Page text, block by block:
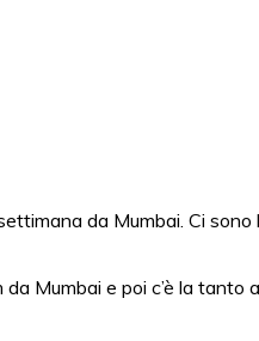
da Mumbai. Ci
Mumbai e poi c’è la tanto